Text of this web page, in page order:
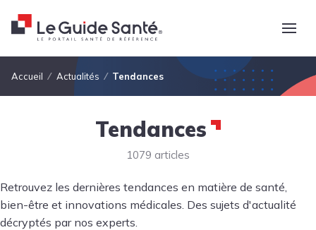
Fil d'Ariane
Accueil Actualités Tendances
Tendances
1079 articles
Retrouvez les dernières tendances en matière de santé,
bien-être et innovations médicales. Des sujets d'actualité
décryptés par nos experts.